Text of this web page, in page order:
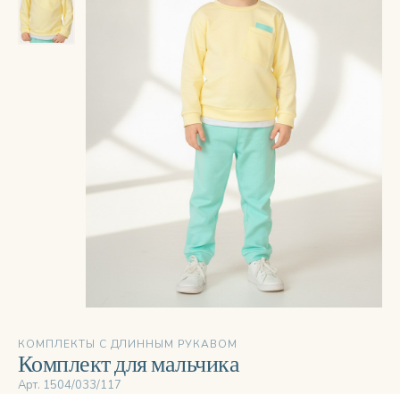
‹ ›
КОМПЛЕКТЫ С ДЛИННЫМ РУКАВОМ
Комплект для мальчика
Арт. 1504/033/117